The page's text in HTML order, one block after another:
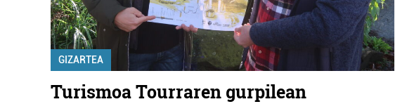
GIZARTEA
Turismoa Tourraren gurpilean